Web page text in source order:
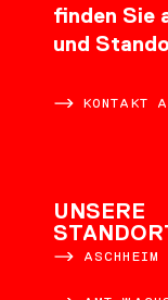
finden Sie
und
KONTAKT
UNSERE
ASCHHEIM